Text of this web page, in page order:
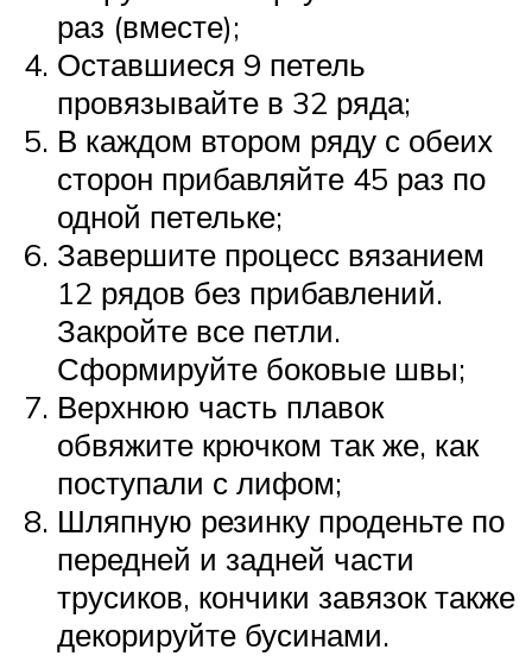
раз (вместе);
Оставшиеся 9 петель
провязывайте в 32 ряда;
В каждом втором ряду с обеих
сторон прибавляйте 45 раз по
одной петельке;
Завершите процесс вязанием
12 рядов без прибавлений.
Закройте все петли.
Сформируйте боковые швы;
Верхнюю часть плавок
обвяжите крючком так же, как
поступали с лифом;
Шляпную резинку проденьте по
передней и задней части
трусиков, кончики завязок также
декорируйте бусинами.